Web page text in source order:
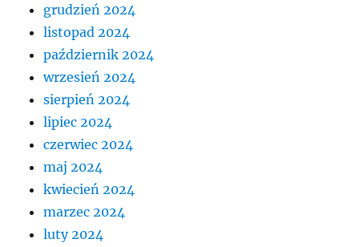
grudzień 2024
listopad 2024
październik 2024
wrzesień 2024
sierpień 2024
lipiec 2024
czerwiec 2024
maj 2024
kwiecień 2024
marzec 2024
luty 2024